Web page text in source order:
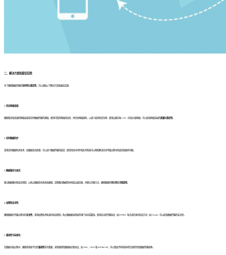
二、解决方案和最佳实践：
为了确保数据传输的实时性和 稳定性 ，可以采取以下解决方案和最佳实践：
1. 优化网络连接：
确保稳定和高速的网络连接是实时数据传输的基础。使用可靠的网络供应商，并优化网络架构，以减少延迟和丢包率。使用云服务和 CDN（内容分发网络）可以提高网络连接的 质量和 稳定性。
2. 实时数据同步：
采用实时数据同步技术，如数据流式处理，可以减少数据传输的延迟。使用消息中间件和队列系统可以帮助解决异步传输过程中的延迟和顺序问题。
3. 数据备份与容灾：
建立数据备份和容灾机制，以防止数据丢失和系统故障。定期备份数据到本地或云端存储，并建立灾备节点，确保数据的持久性和 可恢复性。
4. 加密和安全性：
确保数据在传输过程中的安全性 ，采用加密技术和身份验证机制，防止数据被未授权的用户访问或篡改。使用安全的传输协议（如 HTTPS）和合适的身份验证方式（如 OAuth）可以提高数据传输的安全性。
5. 兼容性与标准化：
在数据对接过程中，确保系统和平台的兼容性非常重要。采用通用的数据格式和协议，如 XML、JSON 和 RESTful API，可以增加不同系统间的互操作性和数据传输效率。